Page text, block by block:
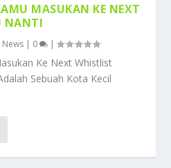
MASUKAN KE NEXT
NANTI
News | 0 |
Ke Next Whistlist
Sebuah Kota Kecil